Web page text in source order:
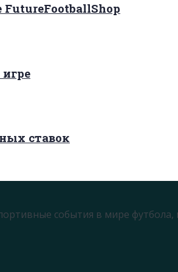
ставок
события в мире